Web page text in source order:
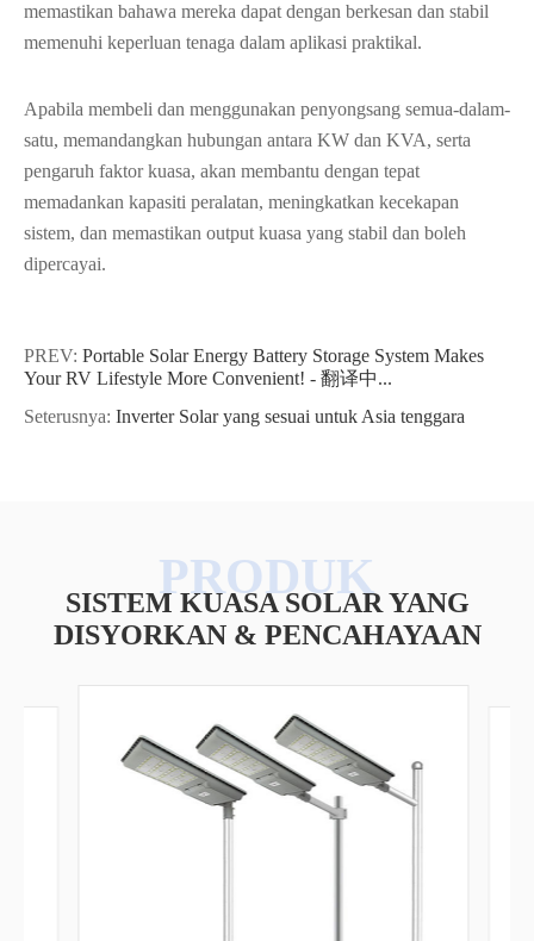
memastikan bahawa mereka dapat dengan berkesan dan stabil
memenuhi keperluan tenaga dalam aplikasi praktikal.
Apabila membeli dan menggunakan penyongsang semua-dalam-
satu, memandangkan hubungan antara KW dan KVA, serta
pengaruh faktor kuasa, akan membantu dengan tepat
memadankan kapasiti peralatan, meningkatkan kecekapan
sistem, dan memastikan output kuasa yang stabil dan boleh
dipercayai.
PREV: Portable Solar Energy Battery Storage System Makes
Your RV Lifestyle More Convenient! - 翻译中...
Seterusnya: Inverter Solar yang sesuai untuk Asia tenggara
SISTEM KUASA SOLAR YANG
DISYORKAN & PENCAHAYAAN